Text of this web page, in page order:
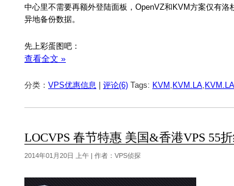
中心里不需要再额外登陆面板，OpenVZ和KVM方案仅有
异地备份数据。
先上彩蛋图吧：
查看全文 »
分类： VPS优惠信息 | 评论(6) Tags: KVM KVM.LA
LOCVPS 春节特惠 美国&香港VPS 55
2014年01月20日 上午 | 作者：VPS侦探